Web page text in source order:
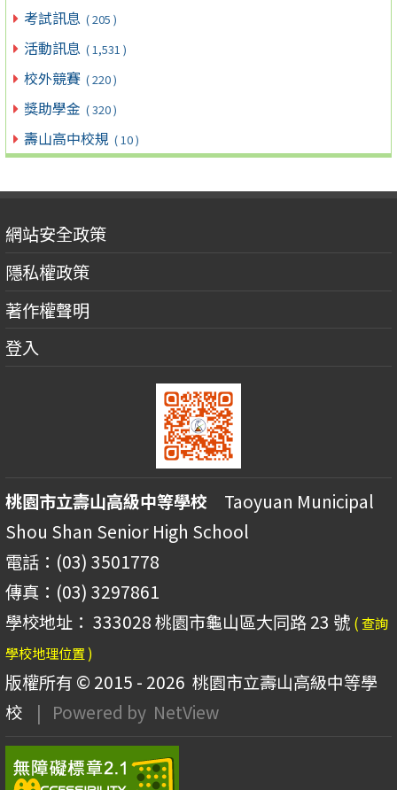
考試訊息 ( 205 )
活動訊息 ( 1,531 )
校外競賽 ( 220 )
獎助學金 ( 320 )
壽山高中校規 ( 10 )
網站安全政策
隱私權政策
著作權聲明
登入
桃園市立壽山高級中等學校 Taoyuan Municipal
Shou Shan Senior High School
電話：(03) 3501778
傳真：(03) 3297861
學校地址： 333028 桃園市龜山區大同路 23 號 ( 查詢
學校地理位置 )
版權所有 © 2015 - 2026 桃園市立壽山高級中等學
校
| Powered by NetView